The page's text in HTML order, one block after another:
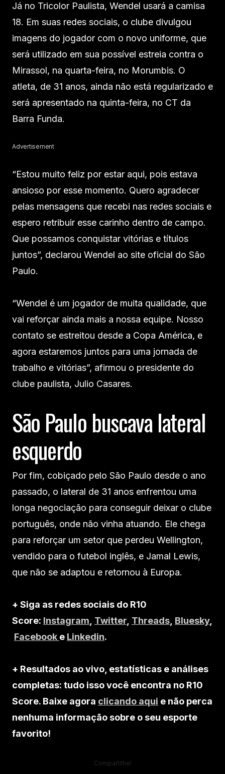
Já no Tricolor Paulista, Wendel usará a camisa
18. Em suas redes sociais, o clube divulgou
imagens do jogador com o novo uniforme, que
será utilizado em sua possível estreia contra o
Mirassol, na quarta-feira, no Morumbis. O
atleta, de 31 anos, ainda não está regularizado e
será apresentado na quinta-feira, no CT da
Barra Funda.
Advertisement
“Estou muito feliz por estar aqui, pois estava
ansioso por esse momento. Quero agradecer
pelas mensagens que recebi nas redes sociais e
espero retribuir esse carinho dentro de campo.
Que possamos conquistar vitórias e títulos
juntos”, declarou Wendel ao site oficial do São
Paulo.
“Wendel é um jogador de muita qualidade, que
vai reforçar ainda mais a nossa equipe. Nosso
contato se estreitou desde a Copa América, e
agora estaremos juntos para uma jornada de
trabalho e vitórias”, afirmou o presidente do
clube paulista, Julio Casares.
São Paulo buscava lateral
esquerdo
Por fim, cobiçado pelo São Paulo desde o ano
passado, o lateral de 31 anos enfrentou uma
longa negociação para conseguir deixar o clube
português, onde não vinha atuando. Ele chega
para reforçar um setor que perdeu Wellington,
vendido para o futebol inglês, e Jamal Lewis,
que não se adaptou e retornou à Europa.
+ Siga as redes sociais do R10
Score: Instagram, Twitter, Threads, Bluesky,
Facebook e Linkedin.
+ Resultados ao vivo, estatísticas e análises
completas: tudo isso você encontra no R10
Score. Baixe agora clicando aqui e não perca
nenhuma informação sobre o seu esporte
favorito!
Compartilhe!